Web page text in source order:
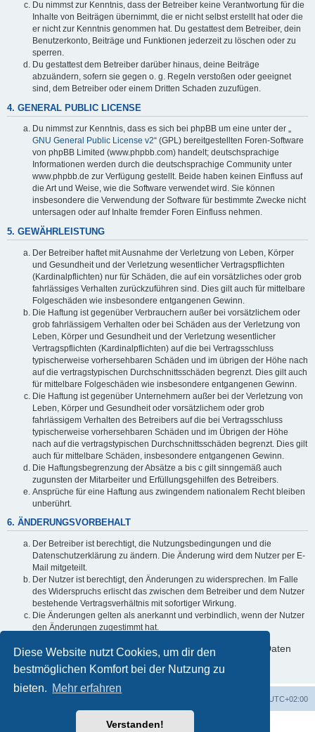
Diese Website nutzt Cookies, um dir den
bestmöglichen Komfort bei der Nutzung zu
bieten. Mehr erfahren
Verstanden!
Du nimmst zur Kenntnis, dass der Betreiber keine Verantwortung für die
Inhalte von Beiträgen übernimmt, die er nicht selbst erstellt hat oder die
er nicht zur Kenntnis genommen hat. Du gestattest dem Betreiber, dein
Benutzerkonto, Beiträge und Funktionen jederzeit zu löschen oder zu
sperren.
Du gestattest dem Betreiber darüber hinaus, deine Beiträge
abzuändern, sofern sie gegen o. g. Regeln verstoßen oder geeignet
sind, dem Betreiber oder einem Dritten Schaden zuzufügen.
4. GENERAL PUBLIC LICENSE
Du nimmst zur Kenntnis, dass es sich bei phpBB um eine unter der „
GNU General Public License v2“ (GPL) bereitgestellten Foren-Software
von phpBB Limited (www.phpbb.com) handelt; deutschsprachige
Informationen werden durch die deutschsprachige Community unter
www.phpbb.de zur Verfügung gestellt. Beide haben keinen Einfluss auf
die Art und Weise, wie die Software verwendet wird. Sie können
insbesondere die Verwendung der Software für bestimmte Zwecke nicht
untersagen oder auf Inhalte fremder Foren Einfluss nehmen.
5. GEWÄHRLEISTUNG
Der Betreiber haftet mit Ausnahme der Verletzung von Leben, Körper
und Gesundheit und der Verletzung wesentlicher Vertragspflichten
(Kardinalpflichten) nur für Schäden, die auf ein vorsätzliches oder grob
fahrlässiges Verhalten zurückzuführen sind. Dies gilt auch für mittelbare
Folgeschäden wie insbesondere entgangenen Gewinn.
Die Haftung ist gegenüber Verbrauchern außer bei vorsätzlichem oder
grob fahrlässigem Verhalten oder bei Schäden aus der Verletzung von
Leben, Körper und Gesundheit und der Verletzung wesentlicher
Vertragspflichten (Kardinalpflichten) auf die bei Vertragsschluss
typischerweise vorhersehbaren Schäden und im übrigen der Höhe nach
auf die vertragstypischen Durchschnittsschäden begrenzt. Dies gilt auch
für mittelbare Folgeschäden wie insbesondere entgangenen Gewinn.
Die Haftung ist gegenüber Unternehmern außer bei der Verletzung von
Leben, Körper und Gesundheit oder vorsätzlichem oder grob
fahrlässigem Verhalten des Betreibers auf die bei Vertragsschluss
typischerweise vorhersehbaren Schäden und im Übrigen der Höhe
nach auf die vertragstypischen Durchschnittsschäden begrenzt. Dies gilt
auch für mittelbare Schäden, insbesondere entgangenen Gewinn.
Die Haftungsbegrenzung der Absätze a bis c gilt sinngemäß auch
zugunsten der Mitarbeiter und Erfüllungsgehilfen des Betreibers.
Ansprüche für eine Haftung aus zwingendem nationalem Recht bleiben
unberührt.
6. ÄNDERUNGSVORBEHALT
Der Betreiber ist berechtigt, die Nutzungsbedingungen und die
Datenschutzerklärung zu ändern. Die Änderung wird dem Nutzer per E-
Mail mitgeteilt.
Der Nutzer ist berechtigt, den Änderungen zu widersprechen. Im Falle
des Widerspruchs erlischt das zwischen dem Betreiber und dem Nutzer
bestehende Vertragsverhältnis mit sofortiger Wirkung.
Die Änderungen gelten als anerkannt und verbindlich, wenn der Nutzer
den Änderungen zugestimmt hat.
Informationen über den Umgang mit deinen persönlichen Daten
sind in der Datenschutzerklärung enthalten.
UTC+02:00
Powered byphpBB® Forum Software © phpBB Limited